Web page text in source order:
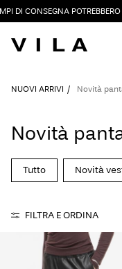
DI CONSEGNA
NUOVI ARRIVI
ABBIGLIAMENTO
VILA CLUB
ROUGE EDIT
NUOVI ARRIVI Novità
Novità
Tutto Novità
FILTRA E ORDINA